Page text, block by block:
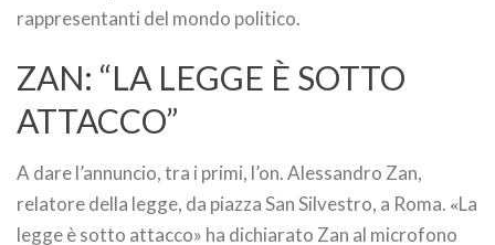
rappresentanti del mondo politico.
ZAN: “LA LEGGE È SOTTO
ATTACCO”
A dare l’annuncio, tra i primi, l’on. Alessandro Zan,
relatore della legge, da piazza San Silvestro, a Roma. «La
legge è sotto attacco» ha dichiarato Zan al microfono